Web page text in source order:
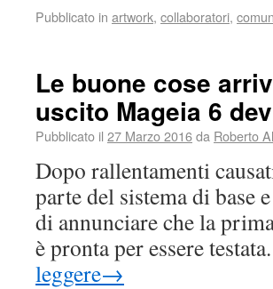
Pubblicato in artwork, collaboratori,
Le buone cose
uscito Mageia 6
Pubblicato il 27 Marzo 2016da Roberto
Dopo rallentamenti
parte del sistema di base
di annunciare che la
è pronta per essere
leggere→